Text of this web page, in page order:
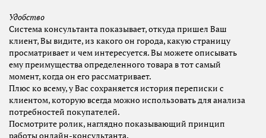
Удобство
Система консультанта показывает, откуда пришел Ваш
клиент, Вы видите, из какого он города, какую страницу
просматривает и чем интересуется. Вы можете описывать
ему преимущества определенного товара в тот самый
момент, когда он его рассматривает.
Плюс ко всему, у Вас сохраняется история переписки с
клиентом, которую всегда можно использовать для анализа
потребностей покупателей.
Посмотрите ролик, наглядно показывающий принцип
работы онлайн-консультанта.